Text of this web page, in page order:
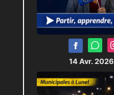
14 Avr. 2026